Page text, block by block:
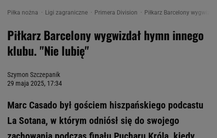
Piłka nożna Ligi zagraniczne Primera Division Piłkarz Barcelony
Piłkarz Barcelony wygwizdał hymn innego
klubu. "Nie lubię"
Szymon Szczepanik
29 maja 2025, 17:34
Marc Casado był gościem hiszpańskiego podcastu
La Sotana, w którym odniósł się do swojego